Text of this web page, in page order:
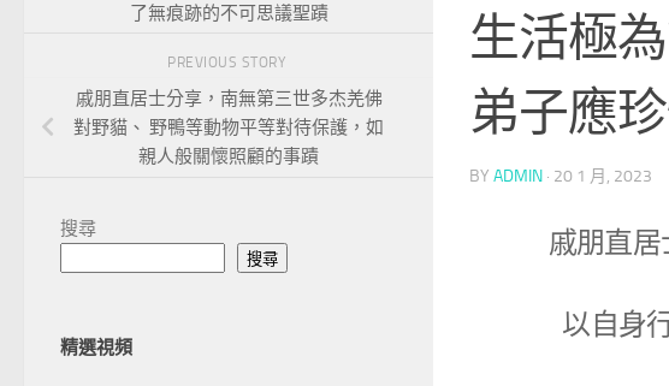
生活極
弟子應
BY ADMIN · 20 1 月, 2023
戚朋直居
以自身
了無痕跡的不可思議聖蹟
PREVIOUS STORY
戚朋直居士分享，南無第三世多杰羌佛
對野貓、 野鴨等動物平等對待保護，如
親人般關懷照顧的事蹟
搜尋
搜尋
精選視頻